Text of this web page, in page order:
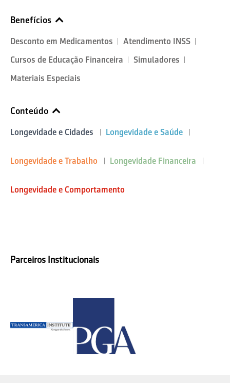
Benefícios
Desconto em Medicamentos
Atendimento INSS
Cursos de Educação Financeira
Simuladores
Materiais Especiais
Conteúdo
Longevidade e Cidades Longevidade e Saúde
Longevidade e Trabalho Longevidade Financeira
Longevidade e Comportamento
Parceiros Institucionais